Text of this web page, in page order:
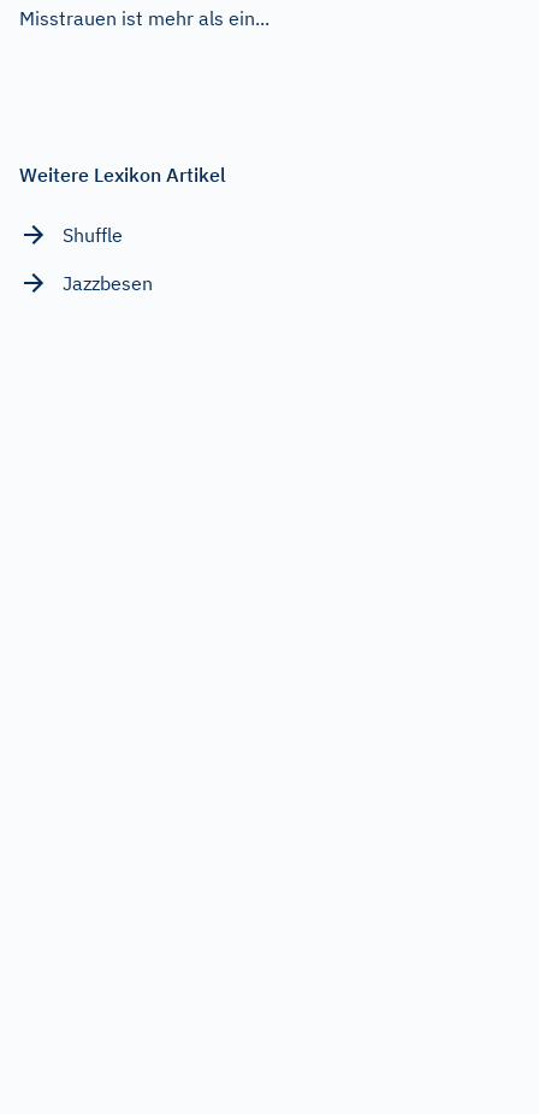
Misstrauen ist mehr als ein...
Weitere Lexikon Artikel
Shuffle
Jazzbesen